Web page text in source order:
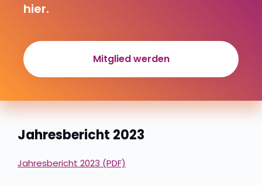
hier.
Mitglied werden
Jahresbericht 2023
Jahresbericht 2023 (PDF)